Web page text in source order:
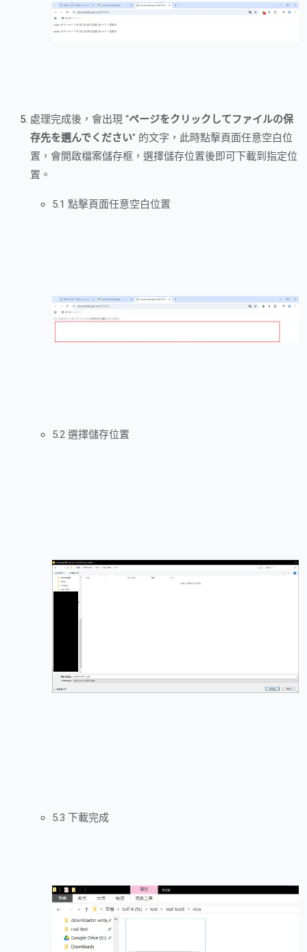
處理完成後，會出現 “ページをクリックしてファイルの保
存先を選んでください” 的文字，此時點擊頁面任意空白位
置，會開啟檔案儲存框，選擇儲存位置後即可下載到指定位
置。
5.1 點擊頁面任意空白位置
5.2 選擇儲存位置
5.3 下載完成